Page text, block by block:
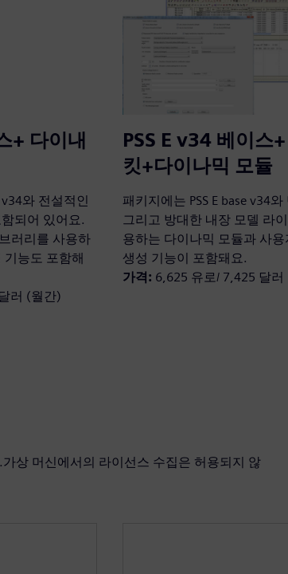
+ 다이내
와 전설적인
함되어 있어요.
러리를 사용하
능도 포함해
러 (월간)
PSS E v34 베이스
킷+다이나믹 모듈
패키지에는 PSS E base v34
그리고 방대한 내장 모델 라
용하는 다이나믹 모듈과 사
생성 기능이 포함돼요.
가격: 6,625 유로/ 7,425 달러
상 머신에서의 라이선스 수집은 허용되지 않